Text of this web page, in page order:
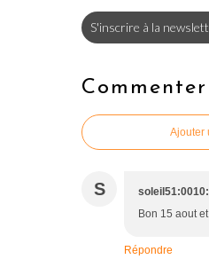
S'inscrire à la
Ajouter
S soleil51:0010:
Bon 15 aout
Répondre